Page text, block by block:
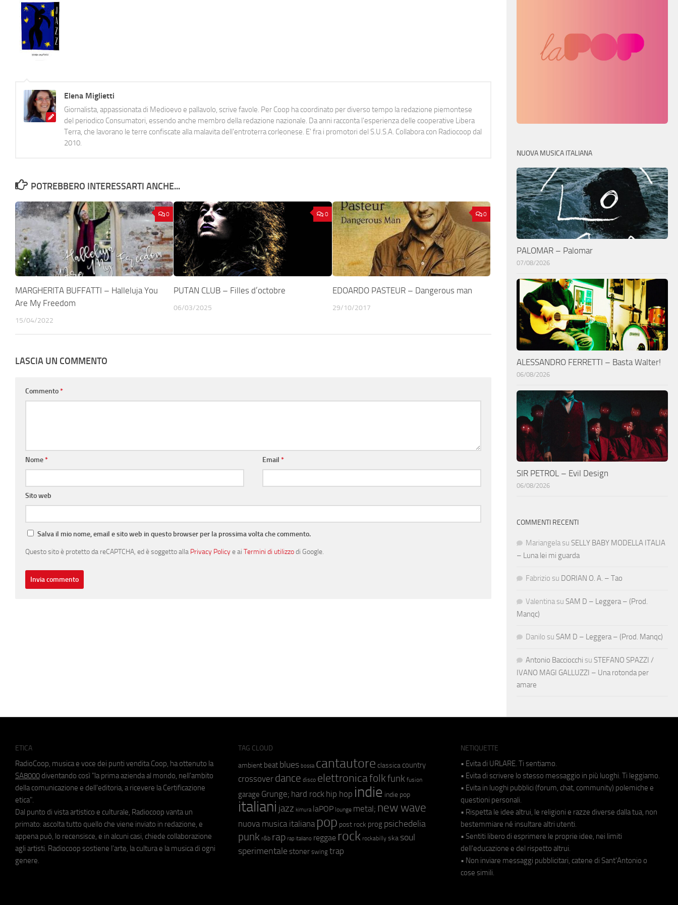
Elena Miglietti
Giornalista, appassionata di Medioevo e pallavolo, scrive favole. Per Coop ha coordinato per diverso tempo la redazione piemontese
del periodico Consumatori, essendo anche membro della redazione nazionale. Da anni racconta l'esperienza delle cooperative Libera
Terra, che lavorano le terre confiscate alla malavita dell'entroterra corleonese. E' fra i promotori del S.U.S.A. Collabora con Radiocoop dal
2010.
POTREBBERO INTERESSARTI ANCHE...
0
MARGHERITA BUFFATTI – Halleluja You
Are My Freedom
15/04/2022
0
PUTAN CLUB – Filles d’octobre
06/03/2025
0
EDOARDO PASTEUR – Dangerous man
29/10/2017
LASCIA UN COMMENTO
Commento*
Nome* Email*
Sito web
Salva il mio nome, email e sito web in questo browser per la prossima volta che commento.
Questo sito è protetto da reCAPTCHA, ed è soggetto alla Privacy Policye ai Termini di utilizzodi Google.
NUOVA MUSICA ITALIANA
PALOMAR – Palomar
07/08/2026
ALESSANDRO FERRETTI – Basta Walter!
06/08/2026
SIR PETROL – Evil Design
06/08/2026
COMMENTI RECENTI
Mariangela su SELLY BABY MODELLA ITALIA
– Luna lei mi guarda
Fabrizio su DORIAN O. A. – Tao
Valentina su SAM D – Leggera – (Prod.
Manqc)
Danilo su SAM D – Leggera – (Prod. Manqc)
Antonio Bacciocchi su STEFANO SPAZZI /
IVANO MAGI GALLUZZI – Una rotonda per
amare
ETICA
RadioCoop, musica e voce dei punti vendita Coop, ha ottenuto la
SA8000 diventando così "la prima azienda al mondo, nell'ambito
della comunicazione e dell'editoria, a ricevere la Certificazione
etica".
Dal punto di vista artistico e culturale, Radiocoop vanta un
primato: ascolta tutto quello che viene inviato in redazione, e
appena può, lo recensisce, e in alcuni casi, chiede collaborazione
agli artisti. Radiocoop sostiene l'arte, la cultura e la musica di ogni
genere.
TAG CLOUD
ambient beat blues bossa cantautore classica country
crossover dance disco elettronicafolkfunk fusion
garage Grunge; hard rock hip hop indie indie pop
italiani jazz kimura laPOP lounge metal; new wave
nuova musica italiana pop post rock prog psichedelia
punk r&b rap rap italiano reggae rock rockabilly ska soul
sperimentale stoner swing trap
NETIQUETTE
• Evita di URLARE. Ti sentiamo.
• Evita di scrivere lo stesso messaggio in più luoghi. Ti leggiamo.
• Evita in luoghi pubblici (forum, chat, community) polemiche e
questioni personali.
• Rispetta le idee altrui, le religioni e razze diverse dalla tua, non
bestemmiare né insultare altri utenti.
• Sentiti libero di esprimere le proprie idee, nei limiti
dell'educazione e del rispetto altrui.
• Non inviare messaggi pubblicitari, catene di Sant'Antonio o
cose simili.